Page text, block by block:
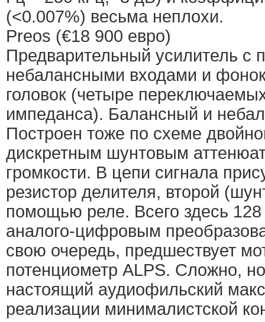
(<0.007%) весьма неплохи.
Preos (€18 900 евро)
Предварительный усилитель с
небалансными входами и
головок (четыре
импеданса). Балансный и
Построен тоже по схеме
дискретным шунтовым
громкости. В цепи сигнала
резистор делителя, второй
помощью реле. Всего здесь
аналого-цифровым
свою очередь, предшествует
потенциометр ALPS. Сложно,
настоящий аудиофильский
реализации минималистской